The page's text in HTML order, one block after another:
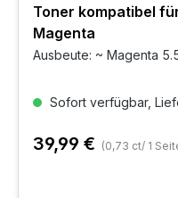
Toner kompatibel
Magenta
Ausbeute: ~ Magenta
Sofort verfügbar,
39,99 € (0,73 ct/ 1